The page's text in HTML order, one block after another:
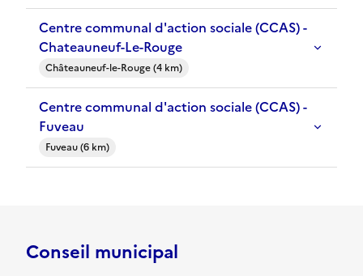
Centre communal d'action sociale (CCAS) -
Chateauneuf-Le-Rouge
Châteauneuf-le-Rouge (4 km)
Centre communal d'action sociale (CCAS) -
Fuveau
Fuveau (6 km)
Conseil municipal